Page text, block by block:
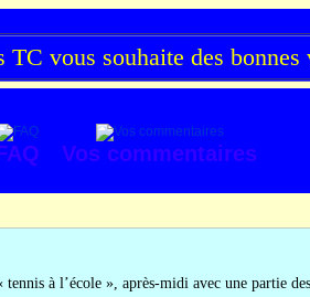
vous souhaite des
Vos commentaires
à l’école », après-midi avec une partie